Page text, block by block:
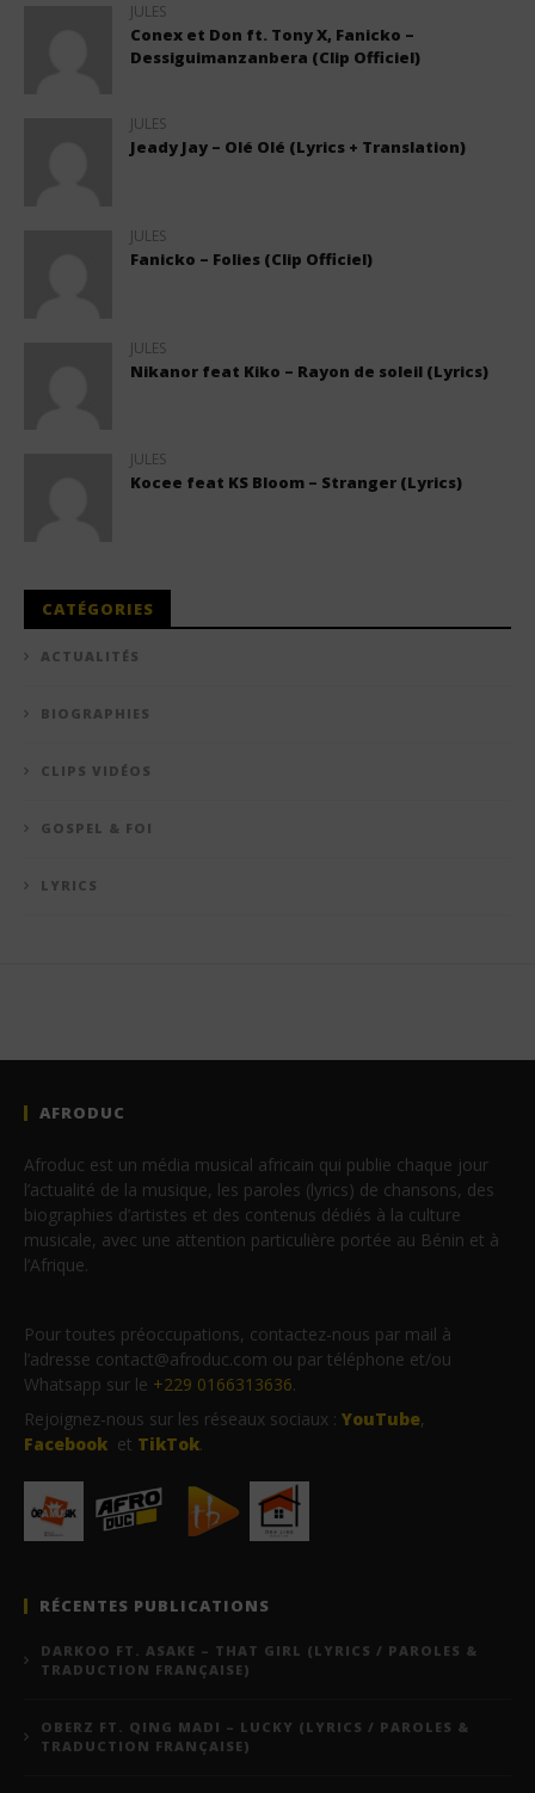
JULES
Conex et Don ft. Tony X, Fanicko –
Dessiguimanzanbera (Clip Officiel)
JULES
Jeady Jay – Olé Olé (Lyrics + Translation)
JULES
Fanicko – Folies (Clip Officiel)
JULES
Nikanor feat Kiko – Rayon de soleil (Lyrics)
JULES
Kocee feat KS Bloom – Stranger (Lyrics)
CATÉGORIES
ACTUALITÉS
BIOGRAPHIES
CLIPS VIDÉOS
GOSPEL & FOI
LYRICS
AFRODUC
Afroduc est un média musical africain qui publie chaque jour
l’actualité de la musique, les paroles (lyrics) de chansons, des
biographies d’artistes et des contenus dédiés à la culture
musicale, avec une attention particulière portée au Bénin et à
l’Afrique.
Pour toutes préoccupations, contactez-nous par mail à
l’adresse contact@afroduc.com ou par téléphone et/ou
Whatsapp sur le +229 0166313636.
Rejoignez-nous sur les réseaux sociaux : YouTube,
Facebook et TikTok.
RÉCENTES PUBLICATIONS
DARKOO FT. ASAKE – THAT GIRL (LYRICS / PAROLES &
TRADUCTION FRANÇAISE)
OBERZ FT. QING MADI – LUCKY (LYRICS / PAROLES &
TRADUCTION FRANÇAISE)